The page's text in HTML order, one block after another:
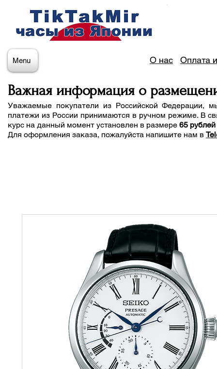
Menu О нас Оплата
Важная информация о
Уважаемые покупатели из Российской Федерации,
платежи из России принимаются в ручном режиме. В
курс на данный момент установлен в размере 65
Для оформления заказа, пожалуйста напишите нам в